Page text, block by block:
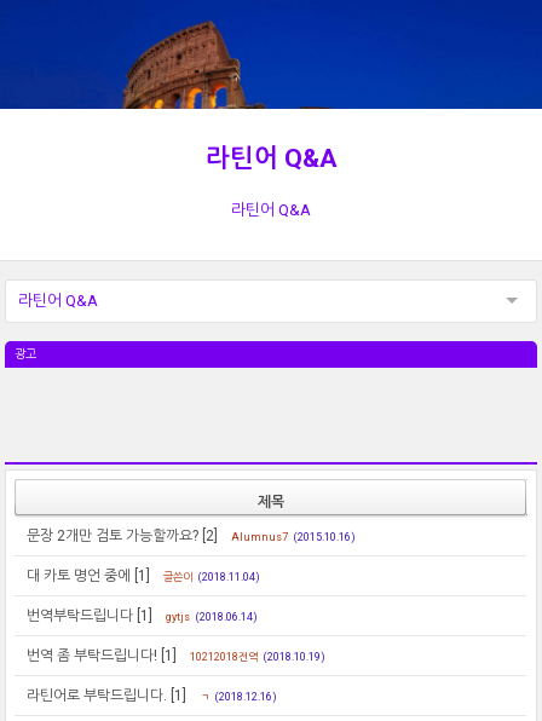
라틴어 Q&A
라틴어 Q&A
라틴어 Q&A
광고
제목
문장 2개만 검토 가능할까요? [2] Alumnus7 (2015.10.16)
대 카토 명언 중에 [1] 글쓴이 (2018.11.04)
번역부탁드립니다 [1] gytjs (2018.06.14)
번역 좀 부탁드립니다! [1] 10212018전역 (2018.10.19)
라틴어로 부탁드립니다. [1] ㄱ (2018.12.16)